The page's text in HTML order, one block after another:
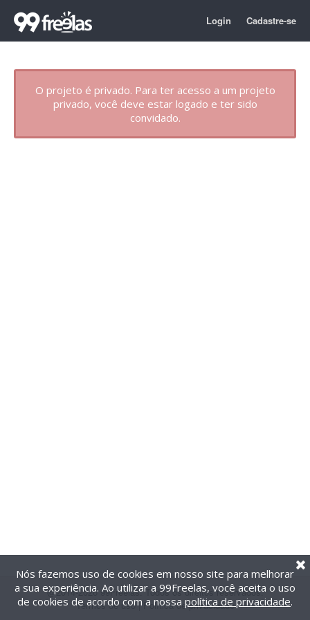
Login Cadastre-se
O projeto é privado. Para ter acesso a um projeto
privado, você deve estar logado e ter sido
convidado.
@2014-2026 99Freelas. Todos os direitos reservados.
Termos de uso| Política de privacidade
Nós fazemos uso de cookies em nosso site para melhorar
a sua experiência. Ao utilizar a 99Freelas, você aceita o uso
de cookies de acordo com a nossa política de privacidade.